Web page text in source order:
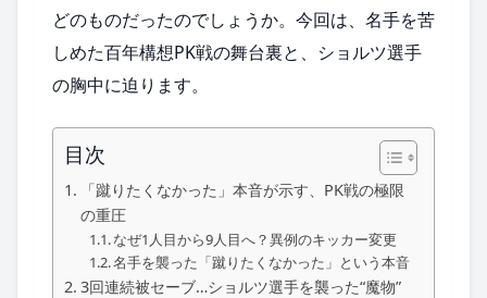
どのものだったのでしょうか。今回は、名手を苦
しめた百年構想PK戦の舞台裏と、ショルツ選手
の胸中に迫ります。
目次
「蹴りたくなかった」本音が示す、PK戦の極限
の重圧
なぜ1人目から9人目へ？異例のキッカー変更
名手を襲った「蹴りたくなかった」という本音
3回連続被セーブ…ショルツ選手を襲った“魔物”